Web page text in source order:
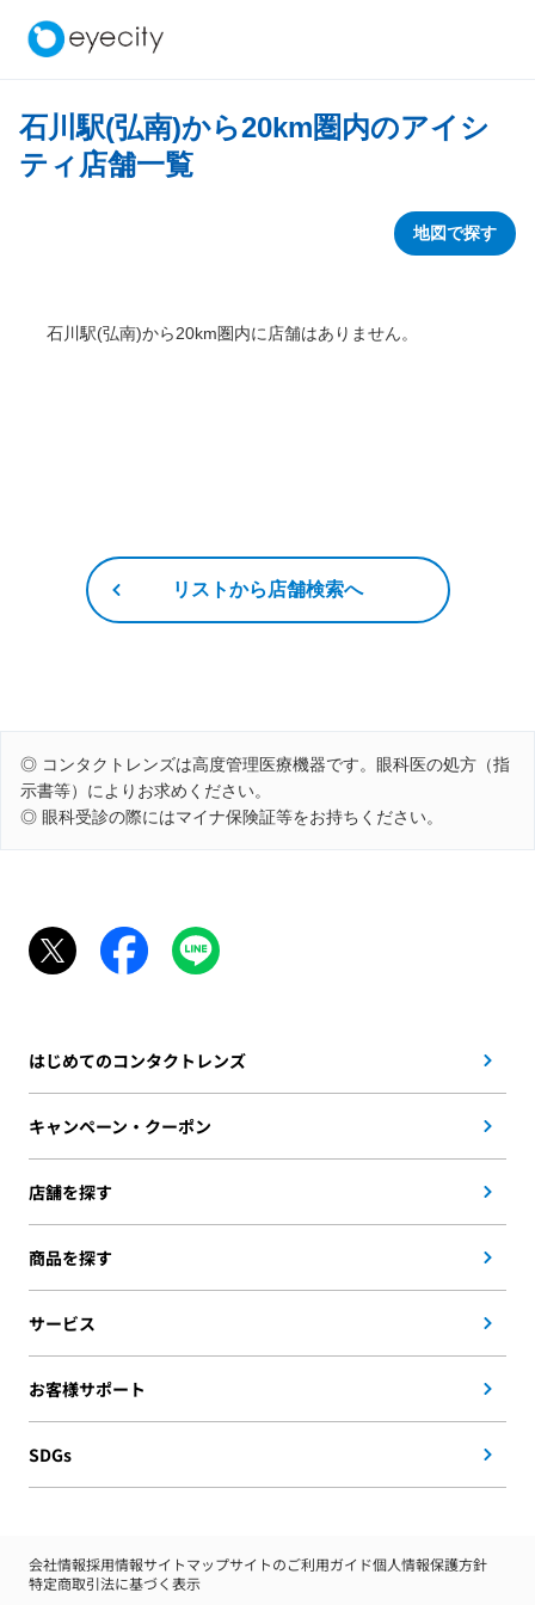
石川駅(弘南)から20km圏内のアイシ
ティ店舗一覧
地図で探す
石川駅(弘南)から20km圏内に店舗はありません。
リストから店舗検索へ
◎ コンタクトレンズは高度管理医療機器です。眼科医の処方（指
示書等）によりお求めください。
◎ 眼科受診の際にはマイナ保険証等をお持ちください。
はじめてのコンタクトレンズ
キャンペーン・クーポン
店舗を探す
商品を探す
サービス
お客様サポート
SDGs
会社情報採用情報サイトマップサイトのご利用ガイド個人情報保護方針
特定商取引法に基づく表示